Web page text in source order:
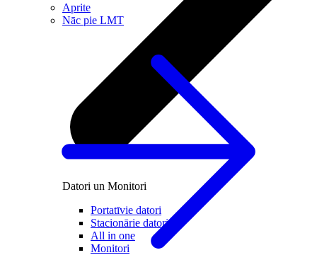
Aprite
Nāc pie LMT
Datori un Monitori
Portatīvie datori
Stacionārie datori
All in one
Monitori